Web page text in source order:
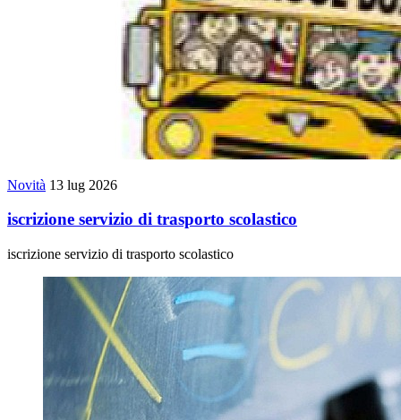
Novità 13 lug 2026
iscrizione servizio di trasporto scolastico
iscrizione servizio di trasporto scolastico